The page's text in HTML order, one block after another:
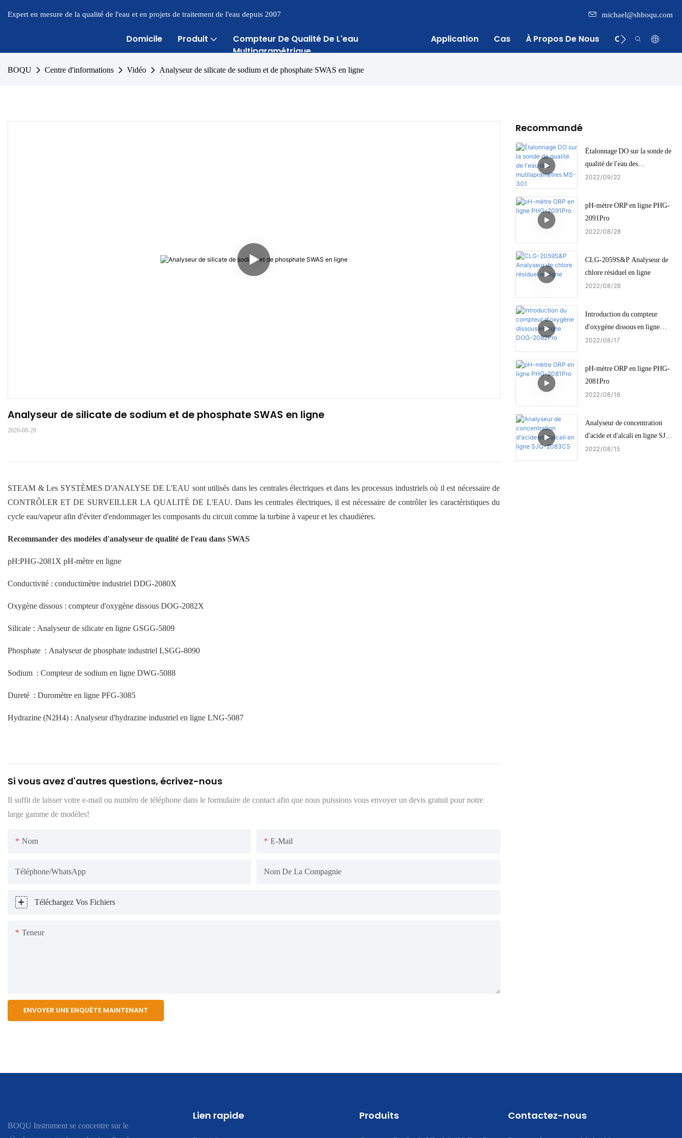
Expert en mesure de la qualité de l'eau et en projets de traitement de l'eau depuis 2007 michael@shboqu.com
Domicile Produit
Compteur De Qualité De L'eau
Multiparamétrique
Application Cas À Propos De Nous Centre
BOQU Centre d'informations Vidéo Analyseur de silicate de sodium et de phosphate SWAS en ligne
Analyseur de silicate de sodium et de phosphate SWAS en ligne
2020-08-29
STEAM & Les SYSTÈMES D'ANALYSE DE L'EAU sont utilisés dans les centrales électriques et dans les processus industriels où il est nécessaire de
CONTRÔLER ET DE SURVEILLER LA QUALITÉ DE L'EAU. Dans les centrales électriques, il est nécessaire de contrôler les caractéristiques du
cycle eau/vapeur afin d'éviter d'endommager les composants du circuit comme la turbine à vapeur et les chaudières.
Recommander des modèles d'analyseur de qualité de l'eau dans SWAS
pH:PHG-2081X pH-mètre en ligne
Conductivité : conductimètre industriel DDG-2080X
Oxygène dissous : compteur d'oxygène dissous DOG-2082X
Silicate : Analyseur de silicate en ligne GSGG-5809
Phosphate : Analyseur de phosphate industriel LSGG-8090
Sodium : Compteur de sodium en ligne DWG-5088
Dureté : Duromètre en ligne PFG-3085
Hydrazine (N2H4) : Analyseur d'hydrazine industriel en ligne LNG-5087
Si vous avez d'autres questions, écrivez-nous
Il suffit de laisser votre e-mail ou numéro de téléphone dans le formulaire de contact afin que nous puissions vous envoyer un devis gratuit pour notre
large gamme de modèles!
Nom E-Mail
Téléphone/WhatsApp Nom De La Compagnie
Téléchargez Vos Fichiers
Teneur
ENVOYER UNE ENQUÊTE MAINTENANT
Recommandé
Étalonnage DO sur la sonde de
qualité de l'eau des
mutilapramètres MS-301
2022 09 22
pH-mètre ORP en ligne PHG-
2091Pro
2022 08 28
CLG-2059S&P Analyseur de
chlore résiduel en ligne
2022 08 28
Introduction du compteur
d'oxygène dissous en ligne
DOG-2082Pro
2022 08 17
pH-mètre ORP en ligne PHG-
2081Pro
2022 08 16
Analyseur de concentration
d'acide et d'alcali en ligne SJG-
2083CS
2022 08 15
BOQU Instrument se concentre sur le
Lien rapide Produits Contactez-nous